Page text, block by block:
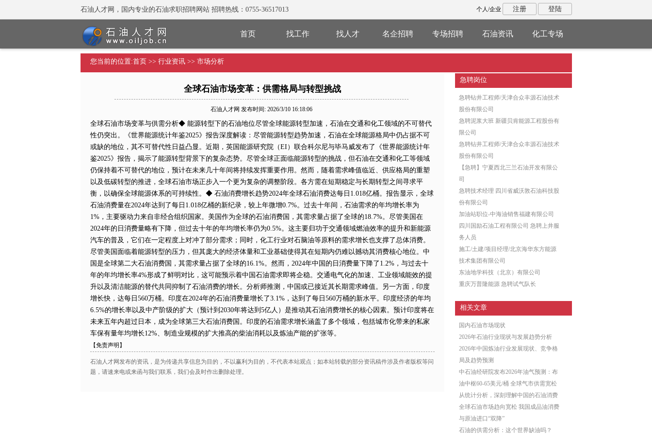
石油人才网，国内专业的石油求职招聘网站 招聘热线：0755-36517013 个人/企业 注册 登陆
首页 找工作 找人才 名企招聘 专场招聘 石油资讯 化工专场
您当前的位置:首页 >> 行业资讯>> 市场分析
全球石油市场变革：供需格局与转型挑战
石油人才网 发布时间: 2026/3/10 16:18:06
全球石油市场变革与供需分析◆ 能源转型下的石油地位尽管全球能源转型加速，石油在交通和化工领域的不可替代
性仍突出。《世界能源统计年鉴2025》报告深度解读：尽管能源转型趋势加速，石油在全球能源格局中仍占据不可
或缺的地位，其不可替代性日益凸显。近期，英国能源研究院（EI）联合科尔尼与毕马威发布了《世界能源统计年
鉴2025》报告，揭示了能源转型背景下的复杂态势。尽管全球正面临能源转型的挑战，但石油在交通和化工等领域
仍保持着不可替代的地位，预计在未来几十年间将持续发挥重要作用。然而，随着需求峰值临近、供应格局的重塑
以及低碳转型的推进，全球石油市场正步入一个更为复杂的调整阶段。各方需在短期稳定与长期转型之间寻求平
衡，以确保全球能源体系的可持续性。◆ 石油消费增长趋势2024年全球石油消费达每日1.018亿桶。报告显示，全球
石油消费量在2024年达到了每日1.018亿桶的新纪录，较上年微增0.7%。过去十年间，石油需求的年均增长率为
1%，主要驱动力来自非经合组织国家。美国作为全球的石油消费国，其需求量占据了全球的18.7%。尽管美国在
2024年的日消费量略有下降，但过去十年的年均增长率仍为0.5%。这主要归功于交通领域燃油效率的提升和新能源
汽车的普及，它们在一定程度上对冲了部分需求；同时，化工行业对石脑油等原料的需求增长也支撑了总体消费。
尽管美国面临着能源转型的压力，但其庞大的经济体量和工业基础使得其在短期内仍难以撼动其消费核心地位。中
国是全球第二大石油消费国，其需求量占据了全球的16.1%。然而，2024年中国的日消费量下降了1.2%，与过去十
年的年均增长率4%形成了鲜明对比，这可能预示着中国石油需求即将企稳。交通电气化的加速、工业领域能效的提
升以及清洁能源的替代共同抑制了石油消费的增长。分析师推测，中国或已接近其长期需求峰值。另一方面，印度
增长快，达每日560万桶。印度在2024年的石油消费量增长了3.1%，达到了每日560万桶的新水平。印度经济的年均
6.5%的增长率以及中产阶级的扩大（预计到2030年将达到5亿人）是推动其石油消费增长的核心因素。预计印度将在
未来五年内超过日本，成为全球第三大石油消费国。印度的石油需求增长涵盖了多个领域，包括城市化带来的私家
车保有量年均增长12%、制造业规模的扩大推高的柴油消耗以及炼油产能的扩张等。
【免责声明】
石油人才网发布的资讯，是为传递共享信息为目的，不以赢利为目的，不代表本站观点；如本站转载的部分资讯稿件涉及作者版权等问
题，请速来电或来函与我们联系，我们会及时作出删除处理。
急聘岗位
急聘钻井工程师/天津合众丰源石油技术
股份有限公司
急聘泥浆大班 新疆贝肯能源工程股份有
限公司
急聘钻井工程师/天津合众丰源石油技术
股份有限公司
【急聘】宁夏西北三兰石油开发有限公
司
急聘技术经理 四川省威沃敦石油科技股
份有限公司
加油站职位-中海油销售福建有限公司
四川国励石油工程有限公司 急聘上井服
务人员
施工/土建/项目经理/北京海华东方能源
技术集团有限公司
东油地学科技（北京）有限公司
重庆万普隆能源 急聘试气队长
相关文章
国内石油市场现状
2026年石油行业现状与发展趋势分析
2026年中国炼油行业发展现状、竞争格
局及趋势预测
中石油经研院发布2026年油气预测：布
油中枢60-65美元/桶 全球气市供需宽松
从统计分析，深刻理解中国的石油消费
全球石油市场趋向宽松 我国成品油消费
与原油进口“双降”
石油的供需分析：这个世界缺油吗？